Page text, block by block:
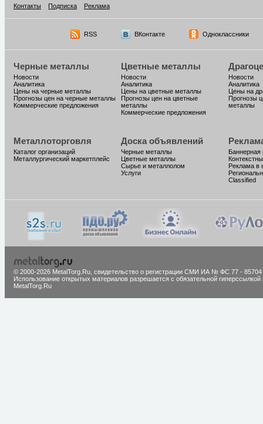
Контакты
Подписка Реклама
RSS ВКонтакте Одноклассники
Черные металлы
Новости
Аналитика
Цены на черные металлы
Прогнозы цен на черные металлы
Коммерческие предложения
Цветные металлы
Новости
Аналитика
Цены на цветные металлы
Прогнозы цен на цветные
металлы
Коммерческие предложения
Новости
Аналитика
Цены на
Прогнозы
металлы
Металлоторговля
Каталог организаций
Металлургический маркетплейс
Доска объявлений
Черные металлы
Цветные металлы
Сырье и металлолом
Услуги
Баннерная
Реклама в
Classified
© 2000-2026 MetalTorg.Ru, cвидетельство о регистрации СМИ ИА № ФС 77 - 85704
Использование открытых материалов разрешается с обязательной гиперссылкой
MetalTorg.Ru